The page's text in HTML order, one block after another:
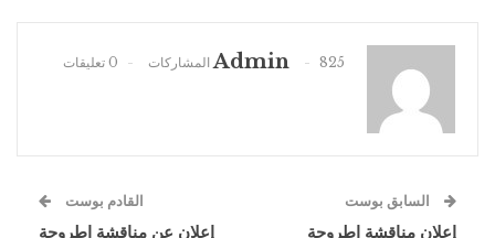
Admin 825 المشاركات 0 تعليقات
السابق بوست
إعلان مناقشة اطروحة
القادم بوست
إعلان عن مناقشة اطروحة